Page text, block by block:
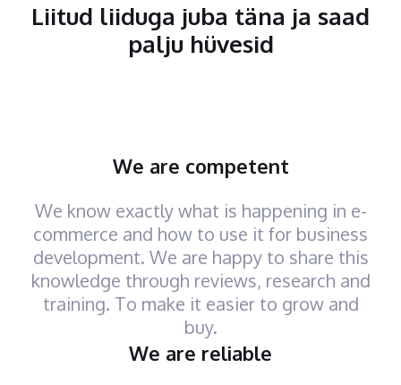
Liitud liiduga juba täna ja saad
palju hüvesid
We are competent
We know exactly what is happening in e-
commerce and how to use it for business
development. We are happy to share this
knowledge through reviews, research and
training. To make it easier to grow and
buy.
We are reliable